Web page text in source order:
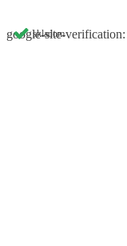
skladom
google-site-